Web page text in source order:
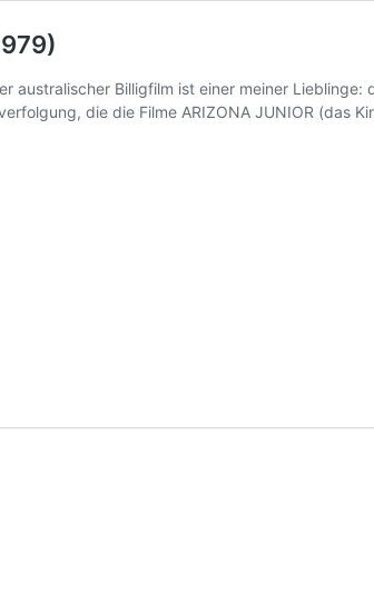
australischer Billigfilm ist einer meiner
die die Filme ARIZONA JUNIOR (das